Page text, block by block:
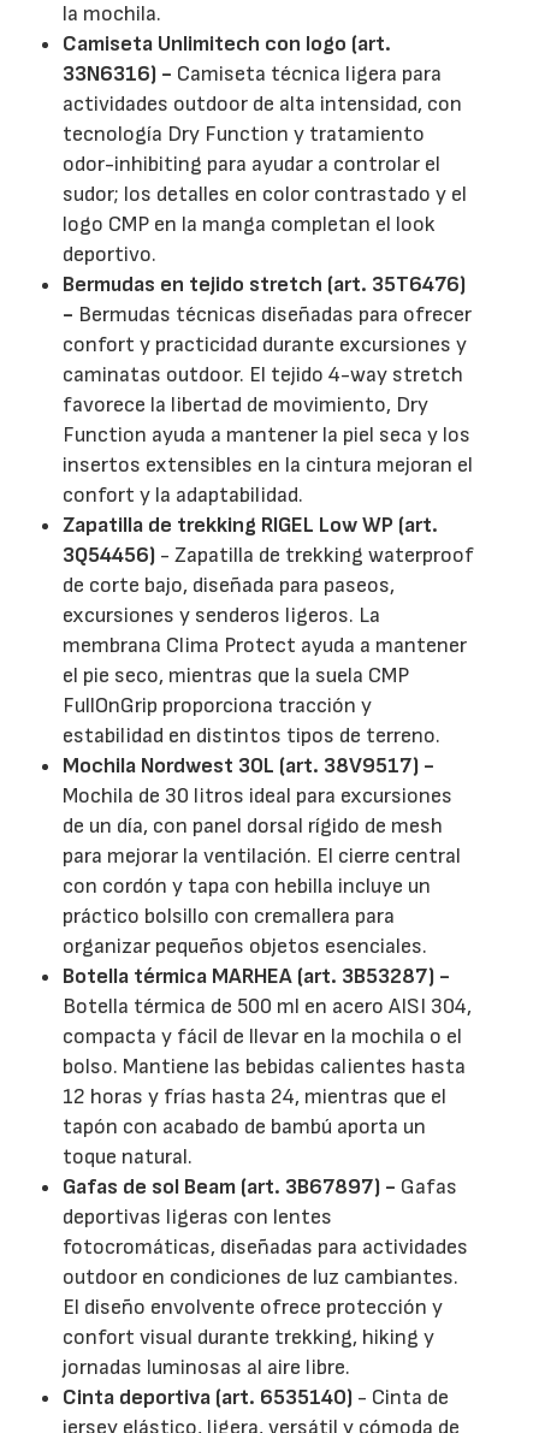
la mochila.
Camiseta Unlimitech con logo (art.
33N6316) - Camiseta técnica ligera para
actividades outdoor de alta intensidad, con
tecnología Dry Function y tratamiento
odor-inhibiting para ayudar a controlar el
sudor; los detalles en color contrastado y el
logo CMP en la manga completan el look
deportivo.
Bermudas en tejido stretch (art. 35T6476)
- Bermudas técnicas diseñadas para ofrecer
confort y practicidad durante excursiones y
caminatas outdoor. El tejido 4-way stretch
favorece la libertad de movimiento, Dry
Function ayuda a mantener la piel seca y los
insertos extensibles en la cintura mejoran el
confort y la adaptabilidad.
Zapatilla de trekking RIGEL Low WP (art.
3Q54456) - Zapatilla de trekking waterproof
de corte bajo, diseñada para paseos,
excursiones y senderos ligeros. La
membrana Clima Protect ayuda a mantener
el pie seco, mientras que la suela CMP
FullOnGrip proporciona tracción y
estabilidad en distintos tipos de terreno.
Mochila Nordwest 30L (art. 38V9517) -
Mochila de 30 litros ideal para excursiones
de un día, con panel dorsal rígido de mesh
para mejorar la ventilación. El cierre central
con cordón y tapa con hebilla incluye un
práctico bolsillo con cremallera para
organizar pequeños objetos esenciales.
Botella térmica MARHEA (art. 3B53287) -
Botella térmica de 500 ml en acero AISI 304,
compacta y fácil de llevar en la mochila o el
bolso. Mantiene las bebidas calientes hasta
12 horas y frías hasta 24, mientras que el
tapón con acabado de bambú aporta un
toque natural.
Gafas de sol Beam (art. 3B67897) - Gafas
deportivas ligeras con lentes
fotocromáticas, diseñadas para actividades
outdoor en condiciones de luz cambiantes.
El diseño envolvente ofrece protección y
confort visual durante trekking, hiking y
jornadas luminosas al aire libre.
Cinta deportiva (art. 6535140) - Cinta de
jersey elástico, ligera, versátil y cómoda de